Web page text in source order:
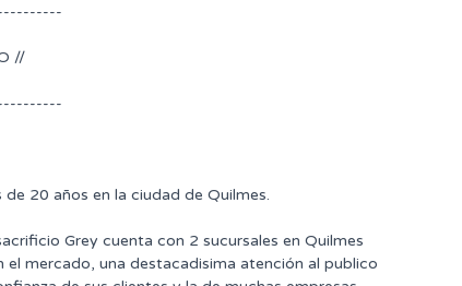
//
20 años en la ciudad de Quilmes.
Grey cuenta con 2 sucursales en Quilmes
mercado, una destacadisima atención al publico